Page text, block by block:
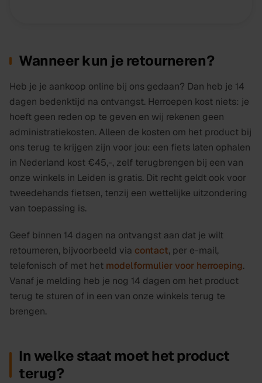
Wanneer kun je retourneren?
Heb je je aankoop online bij ons gedaan? Dan heb je 14
dagen bedenktijd na ontvangst. Herroepen kost niets: je
hoeft geen reden op te geven en wij rekenen geen
administratiekosten. Alleen de kosten om het product bij
ons terug te krijgen zijn voor jou: een fiets laten ophalen
in Nederland kost €45,-, zelf terugbrengen bij een van
onze winkels in Leiden is gratis. Dit recht geldt ook voor
tweedehands fietsen, tenzij een wettelijke uitzondering
van toepassing is.
Geef binnen 14 dagen na ontvangst aan dat je wilt
retourneren, bijvoorbeeld via contact, per e-mail,
telefonisch of met het modelformulier voor herroeping.
Vanaf je melding heb je nog 14 dagen om het product
terug te sturen of in een van onze winkels terug te
brengen.
In welke staat moet het product
terug?